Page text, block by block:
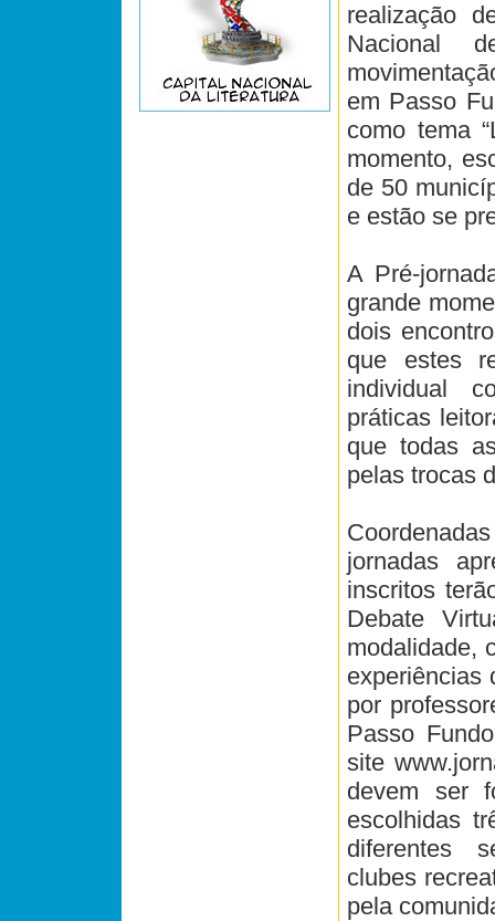
realização
Nacional
em Passo
como tema
momento,
de 50
e estão se
A Pré-
grande
dois
que estes
individual
práticas
que todas
pelas trocas
jornadas
inscritos
Debate
modalidade,
experiências
por
Passo
site
devem ser
escolhidas
diferentes
clubes
pela